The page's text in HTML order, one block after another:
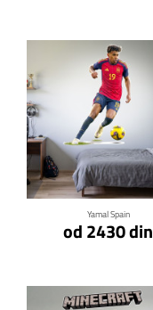
Yamal Spain
od 2430 din
Klikni za detalje